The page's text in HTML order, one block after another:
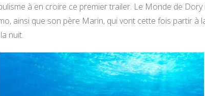
à en croire ce premier trailer. Le Monde de
ainsi que son père Marin, qui vont cette fois partir à
nuit.